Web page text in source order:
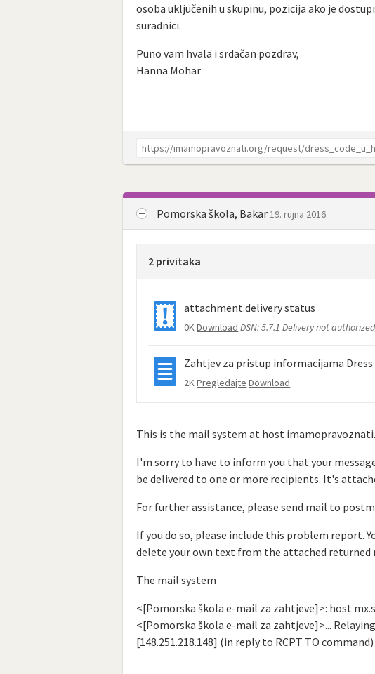
osoba uključenih u skupinu, pozicija ako je
suradnici.
Puno vam hvala i srdačan pozdrav,
Hanna Mohar
Pomorska škola, Bakar19. rujna 2016.
2 privitaka
attachment.delivery status
0KDownload DSN: 5.7.1 Delivery not
Zahtjev za pristup informacijama
2KPregledajte Download
This is the mail system at host
I'm sorry to have to inform you that your
be delivered to one or more recipients. It's
For further assistance, please send mail to
If you do so, please include this problem report.
delete your own text from the attached returned
The mail system
<[Pomorska škola e-mail za zahtjeve]>: host
<[Pomorska škola e-mail za zahtjeve]>...
[148.251.218.148] (in reply to RCPT TO command)